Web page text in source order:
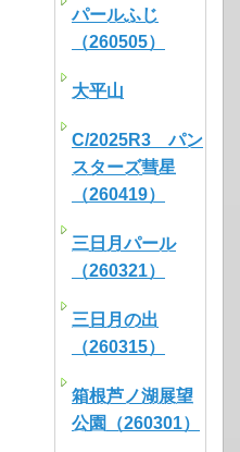
パールふじ
（260505）
大平山
C/2025R3 パン
スターズ彗星
（260419）
三日月パール
（260321）
三日月の出
（260315）
箱根芦ノ湖展望
公園（260301）